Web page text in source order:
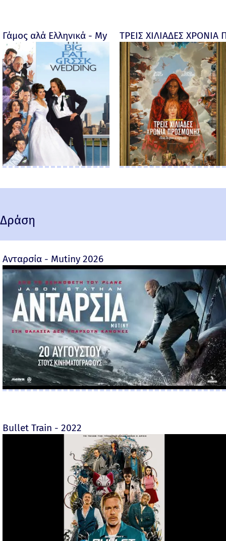
Γάμος αλά Ελληνικά - My big fat Greek wedding -
ΤΡΕΙΣ ΧΙΛΙΑΔΕΣ
Δράση
Ανταρσία - Mutiny 2026
Bullet Train - 2022